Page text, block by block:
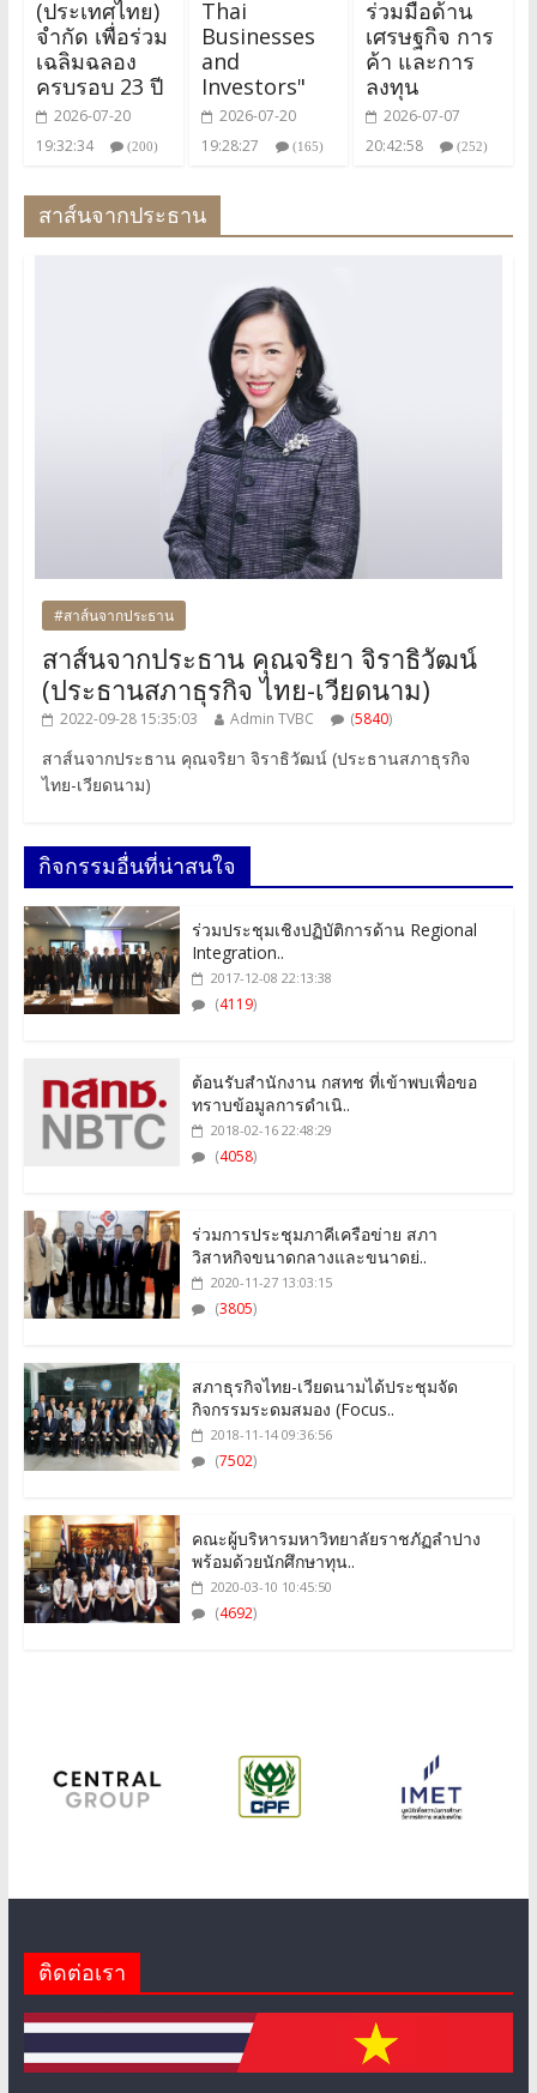
(ประเทศไทย)
จำกัด เพื่อร่วม
เฉลิมฉลอง
ครบรอบ 23 ปี
2026-07-20
19:32:34
(200)
Thai
Businesses
and
Investors"
2026-07-20
19:28:27
(165)
ร่วมมือด้าน
เศรษฐกิจ การ
ค้า และการ
ลงทุน
2026-07-07
20:42:58
(252)
สาส์นจากประธาน
#สาส์นจากประธาน
สาส์นจากประธาน คุณจริยา จิราธิวัฒน์
(ประธานสภาธุรกิจ ไทย-เวียดนาม)
2022-09-28 15:35:03 Admin TVBC (5840)
สาส์นจากประธาน คุณจริยา จิราธิวัฒน์ (ประธานสภาธุรกิจ
ไทย-เวียดนาม)
กิจกรรมอื่นที่น่าสนใจ
ร่วมประชุมเชิงปฏิบัติการด้าน Regional
Integration..
2017-12-08 22:13:38
(4119)
ต้อนรับสำนักงาน กสทช ที่เข้าพบเพื่อขอ
ทราบข้อมูลการดำเนิ..
2018-02-16 22:48:29
(4058)
ร่วมการประชุมภาคีเครือข่าย สภา
วิสาหกิจขนาดกลางและขนาดย่..
2020-11-27 13:03:15
(3805)
สภาธุรกิจไทย-เวียดนามได้ประชุมจัด
กิจกรรมระดมสมอง (Focus..
2018-11-14 09:36:56
(7502)
คณะผู้บริหารมหาวิทยาลัยราชภัฏลำปาง
พร้อมด้วยนักศึกษาทุน..
2020-03-10 10:45:50
(4692)
ติดต่อเรา